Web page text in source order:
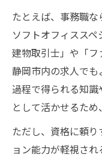
たとえば、事務職
ソフトオフィスス
建物取引士」や「
静岡市内の求人で
過程で得られる知
として活かせるため
ただし、資格に頼
ョン能力が軽視さ